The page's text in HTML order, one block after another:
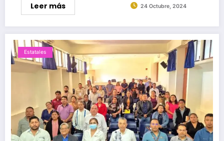
Leer más 24 Octubre, 2024
Estatales